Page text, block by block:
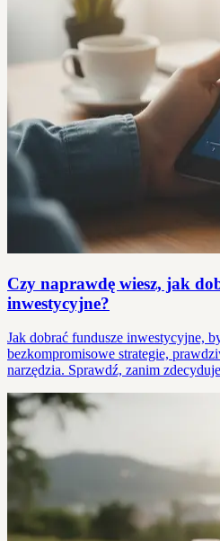
Czy naprawdę wiesz, jak
inwestycyjne?
Jak dobrać fundusze inwestycyjne,
bezkompromisowe strategie,
narzędzia. Sprawdź, zanim